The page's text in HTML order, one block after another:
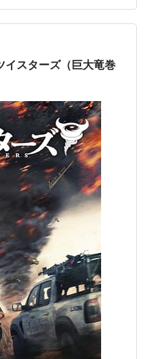
イスターズ（巨大竜巻